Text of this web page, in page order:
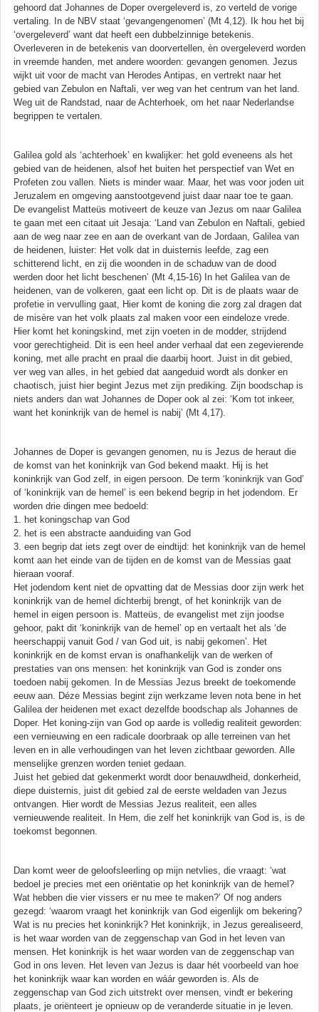
gehoord dat Johannes de Doper overgeleverd is, zo verteld de vorige
vertaling. In de NBV staat ‘gevangengenomen’ (Mt 4,12). Ik hou het bij
‘overgeleverd’ want dat heeft een dubbelzinnige betekenis.
Overleveren in de betekenis van doorvertellen, èn overgeleverd worden
in vreemde handen, met andere woorden: gevangen genomen. Jezus
wijkt uit voor de macht van Herodes Antipas, en vertrekt naar het
gebied van Zebulon en Naftali, ver weg van het centrum van het land.
Weg uit de Randstad, naar de Achterhoek, om het naar Nederlandse
begrippen te vertalen.
Galilea gold als ‘achterhoek’ en kwalijker: het gold eveneens als het
gebied van de heidenen, alsof het buiten het perspectief van Wet en
Profeten zou vallen. Niets is minder waar. Maar, het was voor joden uit
Jeruzalem en omgeving aanstootgevend juist daar naar toe te gaan.
De evangelist Matteüs motiveert de keuze van Jezus om naar Galilea
te gaan met een citaat uit Jesaja: ‘Land van Zebulon en Naftali, gebied
aan de weg naar zee en aan de overkant van de Jordaan, Galilea van
de heidenen, luister: Het volk dat in duisternis leefde, zag een
schitterend licht, en zij die woonden in de schaduw van de dood
werden door het licht beschenen’ (Mt 4,15-16) In het Galilea van de
heidenen, van de volkeren, gaat een licht op. Dit is de plaats waar de
profetie in vervulling gaat, Hier komt de koning die zorg zal dragen dat
de misère van het volk plaats zal maken voor een eindeloze vrede.
Hier komt het koningskind, met zijn voeten in de modder, strijdend
voor gerechtigheid. Dit is een heel ander verhaal dat een zegevierende
koning, met alle pracht en praal die daarbij hoort. Juist in dit gebied,
ver weg van alles, in het gebied dat aangeduid wordt als donker en
chaotisch, juist hier begint Jezus met zijn prediking. Zijn boodschap is
niets anders dan wat Johannes de Doper ook al zei: ‘Kom tot inkeer,
want het koninkrijk van de hemel is nabij’ (Mt 4,17).
Johannes de Doper is gevangen genomen, nu is Jezus de heraut die
de komst van het koninkrijk van God bekend maakt. Hij is het
koninkrijk van God zelf, in eigen persoon. De term ‘koninkrijk van God’
of ‘koninkrijk van de hemel’ is een bekend begrip in het jodendom. Er
worden drie dingen mee bedoeld:
1. het koningschap van God
2. het is een abstracte aanduiding van God
3. een begrip dat iets zegt over de eindtijd: het koninkrijk van de hemel
komt aan het einde van de tijden en de komst van de Messias gaat
hieraan vooraf.
Het jodendom kent niet de opvatting dat de Messias door zijn werk het
koninkrijk van de hemel dichterbij brengt, of het koninkrijk van de
hemel in eigen persoon is. Matteüs, de evangelist met zijn joodse
gehoor, pakt dit ‘koninkrijk van de hemel’ op en vertaalt het als ‘de
heerschappij vanuit God / van God uit, is nabij gekomen’. Het
koninkrijk en de komst ervan is onafhankelijk van de werken of
prestaties van ons mensen: het koninkrijk van God is zonder ons
toedoen nabij gekomen. In de Messias Jezus breekt de toekomende
eeuw aan. Déze Messias begint zijn werkzame leven nota bene in het
Galilea der heidenen met exact dezelfde boodschap als Johannes de
Doper. Het koning-zijn van God op aarde is volledig realiteit geworden:
een vernieuwing en een radicale doorbraak op alle terreinen van het
leven en in alle verhoudingen van het leven zichtbaar geworden. Alle
menselijke grenzen worden teniet gedaan.
Juist het gebied dat gekenmerkt wordt door benauwdheid, donkerheid,
diepe duisternis, juist dit gebied zal de eerste weldaden van Jezus
ontvangen. Hier wordt de Messias Jezus realiteit, een alles
vernieuwende realiteit. In Hem, die zelf het koninkrijk van God is, is de
toekomst begonnen.
Dan komt weer de geloofsleerling op mijn netvlies, die vraagt: ‘wat
bedoel je precies met een oriëntatie op het koninkrijk van de hemel?
Wat hebben die vier vissers er nu mee te maken?’ Of nog anders
gezegd: ‘waarom vraagt het koninkrijk van God eigenlijk om bekering?
Wat is nu precies het koninkrijk? Het koninkrijk, in Jezus gerealiseerd,
is het waar worden van de zeggenschap van God in het leven van
mensen. Het koninkrijk is het waar worden van de zeggenschap van
God in ons leven. Het leven van Jezus is daar hét voorbeeld van hoe
het koninkrijk waar kan worden en wáár geworden is. Als de
zeggenschap van God zich uitstrekt over mensen, vindt er bekering
plaats, je oriënteert je opnieuw op de veranderde situatie in je leven.